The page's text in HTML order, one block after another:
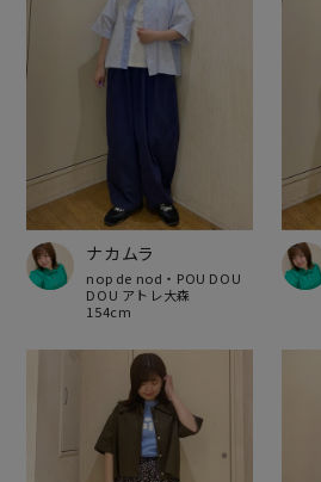
ナカムラ
nop de nod・POU DOU
DOU アトレ大森
154cm